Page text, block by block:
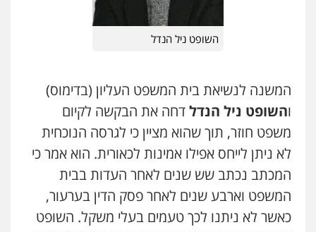
השופט ניל הנדל
המשנה לנשיאת בית המשפט העליון (בדימוס)
והשופט ניל הנדלדחה את הבקשה לקיום
משפט חוזר, תוך שהוא מציין כי לגרסה הנוכחית
לא ניתן לייחס אפילו אמינות לכאורית. הוא אמר כי
המכתב נכתב שש שנים לאחר העדות בבית
המשפט וארבע שנים לאחר פסק הדין בערעור,
כאשר לא ניתנו לכך טעמים בעלי משקל. השופט
0544712201
עו"ד רונן בנדל
משפט פלילי פשיעה חמורה פלילי
0524282442
כבריאן, מזר – משרד עורכי דין